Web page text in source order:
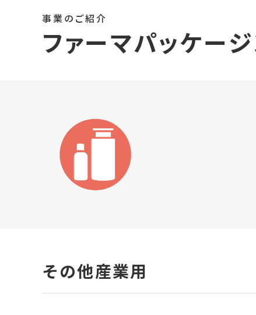
事業のご紹介
ファーマパッケー
その他産業用